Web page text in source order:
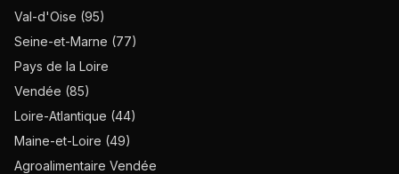
Val-d'Oise (95)
Seine-et-Marne (77)
Pays de la Loire
Vendée (85)
Loire-Atlantique (44)
Maine-et-Loire (49)
Agroalimentaire Vendée